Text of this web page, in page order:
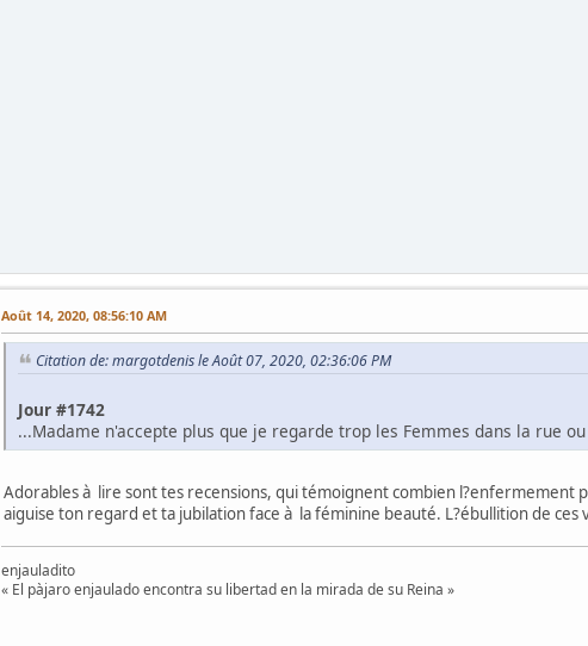
Août 14, 2020, 08:56:10 AM
Citation de: margotdenis le Août 07, 2020, 02:36:06 PM
Jour #1742
...Madame n'accepte plus que je regarde trop les Femmes dans la rue
Adorables à lire sont tes recensions, qui témoignent combien
aiguise ton regard et ta jubilation face à la féminine beauté. L?ébullition de ces
enjauladito
« El pàjaro enjaulado encontra su libertad en la mirada de su Reina »